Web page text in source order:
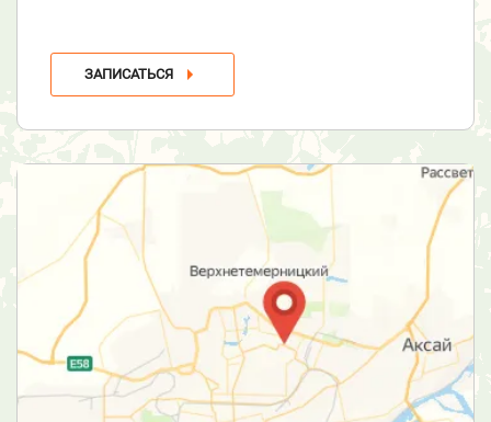
ЗАПИСАТЬСЯ